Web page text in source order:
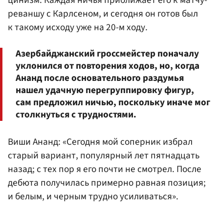
реваншу с Карлсеном, и сегодня он готов был
к такому исходу уже на 20-м ходу.
Азербайджанский гроссмейстер поначалу
уклонился от повторения ходов, но, когда
Ананд после основательного раздумья
нашел удачную перегруппировку фигур,
сам предложил ничью, поскольку иначе мог
столкнуться с трудностями.
Виши Ананд: «Сегодня мой соперник избрал
старый вариант, популярный лет пятнадцать
назад; с тех пор я его почти не смотрел. После
дебюта получилась примерно равная позиция;
и белым, и черным трудно усиливаться».